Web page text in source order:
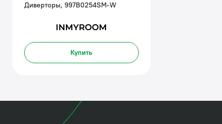
Диверторы, 997B0254SM-W
Купить